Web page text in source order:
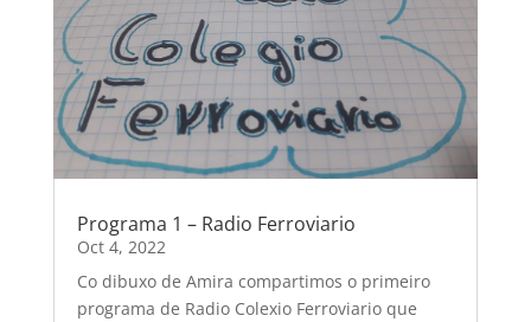
Programa 1 – Radio Ferroviario
Oct 4, 2022
Co dibuxo de Amira compartimos o primeiro
programa de Radio Colexio Ferroviario que